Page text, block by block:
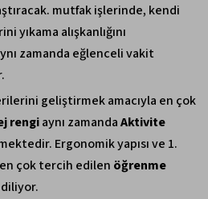
mutfak işlerinde, kendi
yıkama alışkanlığını
zamanda eğlenceli vakit
geliştirmek amacıyla en çok
rengiaynı zamandaAktivite
Ergonomik yapısı ve 1.
çok tercih edilen öğrenme